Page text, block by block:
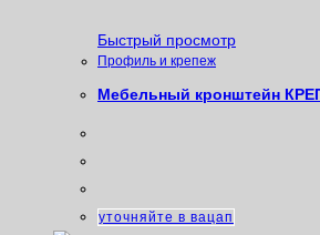
Быстрый просмотр
Профиль и крепеж
Мебельный кронштейн
уточняйте в вацап